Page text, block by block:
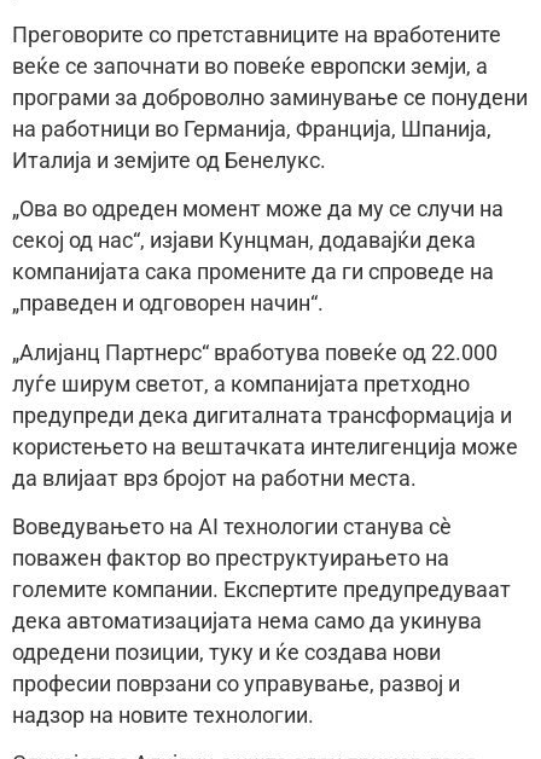
Преговорите со претставниците на вработените
веќе се започнати во повеќе европски земји, а
програми за доброволно заминување се понудени
на работници во Германија, Франција, Шпанија,
Италија и земјите од Бенелукс.
„Ова во одреден момент може да му се случи на
секој од нас“, изјави Кунцман, додавајќи дека
компанијата сака промените да ги спроведе на
„праведен и одговорен начин“.
„Алијанц Партнерс“ вработува повеќе од 22.000
луѓе ширум светот, а компанијата претходно
предупреди дека дигиталната трансформација и
користењето на вештачката интелигенција може
да влијаат врз бројот на работни места.
Воведувањето на AI технологии станува сè
поважен фактор во преструктуирањето на
големите компании. Експертите предупредуваат
дека автоматизацијата нема само да укинува
одредени позиции, туку и ќе создава нови
професии поврзани со управување, развој и
надзор на новите технологии.